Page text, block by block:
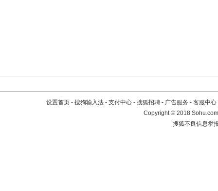
设置首页 - 搜狗输入法 - 支付中心 - 搜狐招聘 - 广告服务 - 客服中心
Copyright©2018
搜狐不良信息举